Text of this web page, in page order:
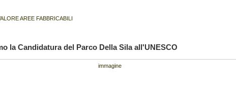
AREE FABBRICABILI
la Candidatura del Parco Della Sila all'UNESCO